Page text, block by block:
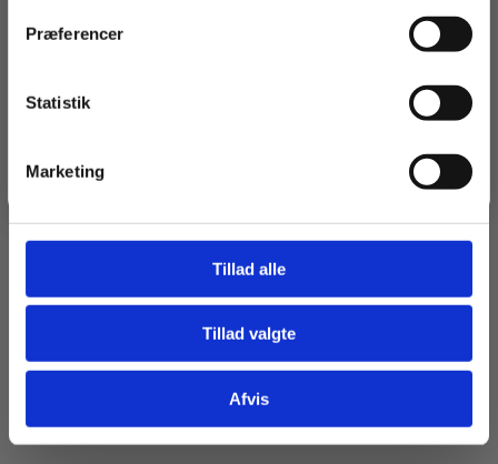
Præferencer
Statistik
Marketing
Tillad alle
Tillad valgte
Afvis